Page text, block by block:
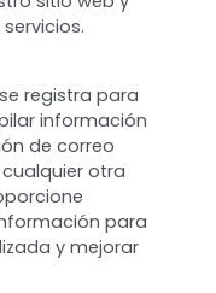
registra para
información
de correo
otra
para
y mejorar